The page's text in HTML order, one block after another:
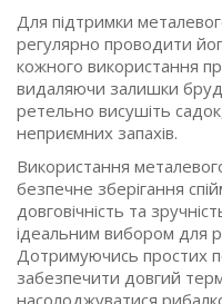
Для підтримки
регулярно проводити
кожного використання
видаляючи залишки
ретельно висушіть
неприємних запахів.
Використання
безпечне зберігання
довговічність та
ідеальним вибором для
Дотримуючись простих
забезпечити довгий
насолоджуватися